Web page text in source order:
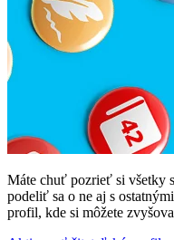
Máte chuť pozrieť si všetky
podeliť sa o ne aj s
profil, kde si môžete